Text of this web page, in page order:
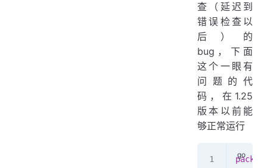
查（延迟到
错误检查以
后）的
bug，下面
这个一眼有
问题的代
码，在1.25
版本以前能
够正常运行